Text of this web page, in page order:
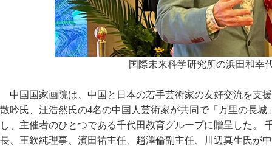
国際未来科学研究所の浜田和幸
中国国家画院は、中国と日本の若手芸術家の友好交流を支
散吟氏、汪浩然氏の4名の中国人芸術家が共同で「万里の長
し、主催者のひとつである千代田教育グループに贈呈した。
長、王欽純理事、濱田祐主任、趙澤倫副主任、川辺真生氏が